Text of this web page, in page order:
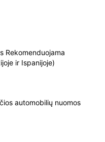
Rekomenduojama
ir Ispanijoje)
automobilių nuomos